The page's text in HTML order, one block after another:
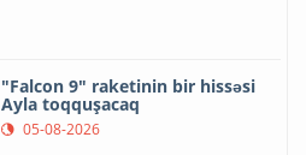
"Falcon 9" raketinin bir hissəsi
Ayla toqquşacaq
05-08-2026